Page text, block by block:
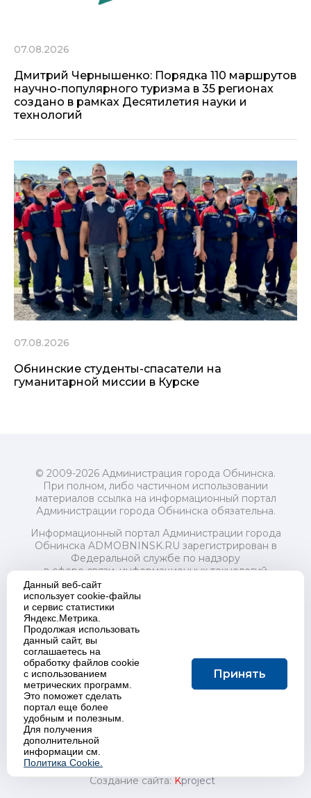
07.08.2026
Дмитрий Чернышенко: Порядка 110 маршрутов
научно-популярного туризма в 35 регионах
создано в рамках Десятилетия науки и
технологий
07.08.2026
Обнинские студенты-спасатели на
гуманитарной миссии в Курске
© 2009-2026 Администрация города Обнинска.
При полном, либо частичном использовании
материалов ссылка на информационный портал
Администрации города Обнинска обязательна.
Информационный портал Администрации города
Обнинска ADMOBNINSK.RU зарегистрирован в
Федеральной службе по надзору
в сфере связи, информационных технологий
и массовых коммуникаций (Роскомнадзор) 24 июля
2018 года.
Свидетельство о регистрации Эл № ФС77-73321
Учредитель: Администрация (исполнительно-
распорядительный орган) городского округа "Город
Обнинск". Главный редактор: Байкова Е.А.
Адрес электронной почты Редакции:
redactor@admobninsk.ru
Телефон Редакции: +7 (484) 395-85-85
Настоящий ресурс содержит материалы 18+
Политика в отношении обработки персональных
Создание сайта:Kproject
Данный веб-сайт
использует cookie-файлы
и сервис статистики
Яндекс.Метрика.
Продолжая использовать
данный сайт, вы
соглашаетесь на
обработку файлов cookie
с использованием
метрических программ.
Это поможет сделать
портал еще более
удобным и полезным.
Для получения
дополнительной
информации см.
Политика Cookie.
Принять